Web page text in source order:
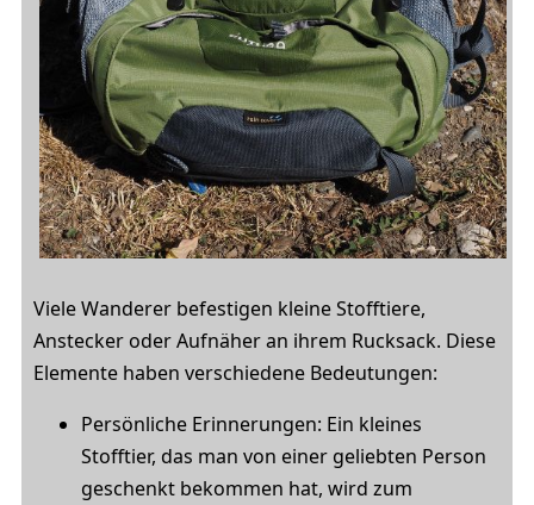
Viele Wanderer befestigen kleine Stofftiere,
Anstecker oder Aufnäher an ihrem Rucksack. Diese
Elemente haben verschiedene Bedeutungen:
Persönliche Erinnerungen: Ein kleines
Stofftier, das man von einer geliebten Person
geschenkt bekommen hat, wird zum